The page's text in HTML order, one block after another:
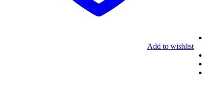
Add to wishlist